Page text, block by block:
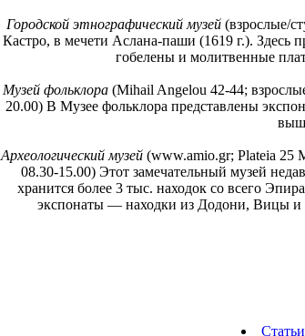
Городской этнографический музей (взрослые/
Кастро, в мечети Аслана-паши (1619 г.). Здесь
гобелены и молитвенные
Музей фольклора(Mihail Angelou 42-44;
20.00) В Музее фольклора представлены
Археологический музей(www.amio.gr; Plateia 25
08.30-15.00) Этот замечательный музей
хранится более 3 тыс. находок со всего
экспонаты — находки из Додони, Вицы и
Статьи